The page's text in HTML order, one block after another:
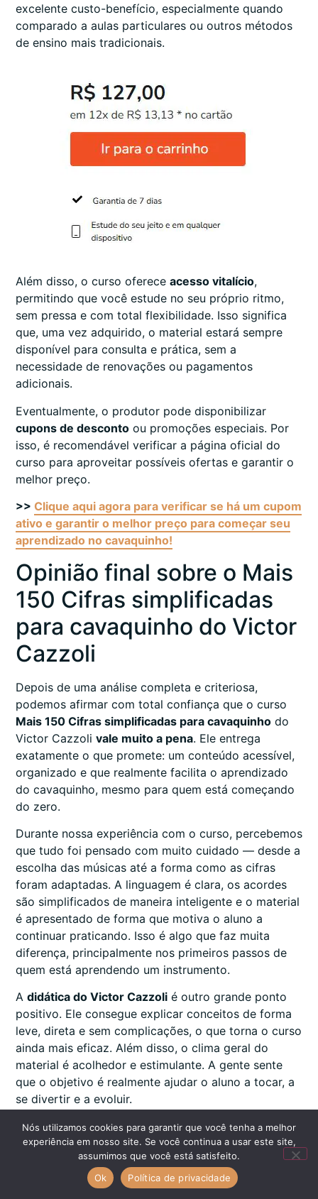
excelente custo-benefício, especialmente quando
comparado a aulas particulares ou outros métodos
de ensino mais tradicionais.
Além disso, o curso oferece acesso vitalício,
permitindo que você estude no seu próprio ritmo,
sem pressa e com total flexibilidade. Isso significa
que, uma vez adquirido, o material estará sempre
disponível para consulta e prática, sem a
necessidade de renovações ou pagamentos
adicionais.
Eventualmente, o produtor pode disponibilizar
cupons de desconto ou promoções especiais. Por
isso, é recomendável verificar a página oficial do
curso para aproveitar possíveis ofertas e garantir o
melhor preço.
>> Clique aqui agora para verificar se há um cupom
ativo e garantir o melhor preço para começar seu
aprendizado no cavaquinho!
Opinião final sobre o Mais
150 Cifras simplificadas
para cavaquinho do Victor
Cazzoli
Depois de uma análise completa e criteriosa,
podemos afirmar com total confiança que o curso
Mais 150 Cifras simplificadas para cavaquinho do
Victor Cazzoli vale muito a pena. Ele entrega
exatamente o que promete: um conteúdo acessível,
organizado e que realmente facilita o aprendizado
do cavaquinho, mesmo para quem está começando
do zero.
Durante nossa experiência com o curso, percebemos
que tudo foi pensado com muito cuidado — desde a
escolha das músicas até a forma como as cifras
foram adaptadas. A linguagem é clara, os acordes
são simplificados de maneira inteligente e o material
é apresentado de forma que motiva o aluno a
continuar praticando. Isso é algo que faz muita
diferença, principalmente nos primeiros passos de
quem está aprendendo um instrumento.
A didática do Victor Cazzoli é outro grande ponto
positivo. Ele consegue explicar conceitos de forma
leve, direta e sem complicações, o que torna o curso
ainda mais eficaz. Além disso, o clima geral do
material é acolhedor e estimulante. A gente sente
que o objetivo é realmente ajudar o aluno a tocar, a
se divertir e a evoluir.
Portanto, se você busca um curso confiável, com
bom custo-benefício, e quefunciona de verdade,
essa é uma das melhores opções disponíveis
atualmente. É uma forma prazerosa de aprender
Nós utilizamos cookies para garantir que você tenha a melhor
experiência em nosso site. Se você continua a usar este site,
assumimos que você está satisfeito.
Ok
Política de privacidade